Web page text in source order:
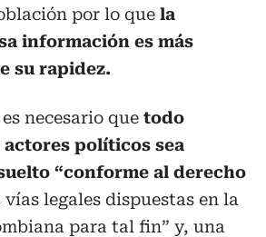
por lo que la
información es más
su rapidez.
necesario que todo
políticos sea
“conforme al derecho
legales dispuestas en la
para tal fin” y, una